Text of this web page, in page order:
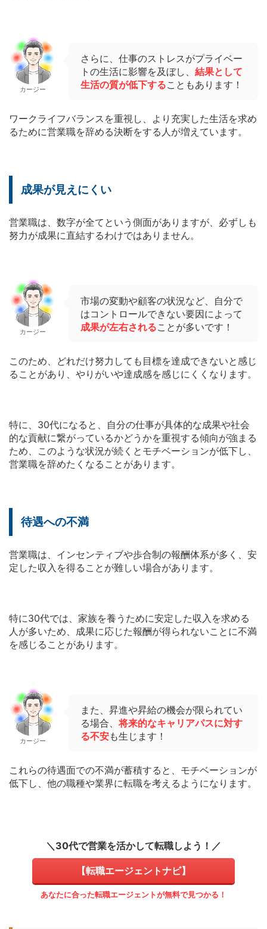
カージー
さらに、仕事のストレスがプライベー
トの生活に影響を及ぼし、 結果として
生活の質が低下することもあります！
ワークライフバランスを重視し、より充実した生活を求め
るために営業職を辞める決断をする人が増えています。
成果が見えにくい
営業職は、数字が全てという側面がありますが、必ずしも
努力が成果に直結するわけではありません。
カージー
市場の変動や顧客の状況など、自分で
はコントロールできない要因によって
成果が左右されることが多いです！
このため、どれだけ努力しても目標を達成できないと感じ
ることがあり、やりがいや達成感を感じにくくなります。
特に、30代になると、自分の仕事が具体的な成果や社会
的な貢献に繋がっているかどうかを重視する傾向が強まる
ため、このような状況が続くとモチベーションが低下し、
営業職を辞めたくなることがあります。
待遇への不満
営業職は、インセンティブや歩合制の報酬体系が多く、安
定した収入を得ることが難しい場合があります。
特に30代では、家族を養うために安定した収入を求める
人が多いため、成果に応じた報酬が得られないことに不満
を感じることがあります。
カージー
また、昇進や昇給の機会が限られてい
る場合、将来的なキャリアパスに対す
る不安も生じます！
これらの待遇面での不満が蓄積すると、モチベーションが
低下し、他の職種や業界に転職を考えるようになります。
＼30代で営業を活かして転職しよう！／
【転職エージェントナビ】
あなたに合った転職エージェントが無料で見つかる！